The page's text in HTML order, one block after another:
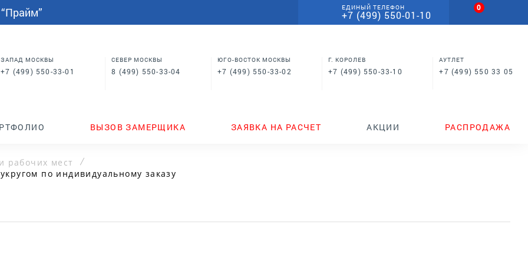
ЕДИНЫЙ ТЕЛЕФОН
+7 (499) 550-01-10
0
ЗАПАД МОСКВЫ
+7 (499) 550-33-01
СЕВЕР МОСКВЫ
8 (499) 550-33-04
ЮГО-ВОСТОК МОСКВЫ
+7 (499) 550-33-02
Г. КОРОЛЕВ
+7 (499) 550-33-10
АУТЛЕТ
+7 (499) 550 33 05
ВЫЗОВ ЗАМЕРЩИКА ЗАЯВКА НА РАСЧЕТ АКЦИИ РАСПРОДАЖА
Шкафы купе в спальню
Кровати для спальни
Столы
рабочих мест
по индивидуальному заказу